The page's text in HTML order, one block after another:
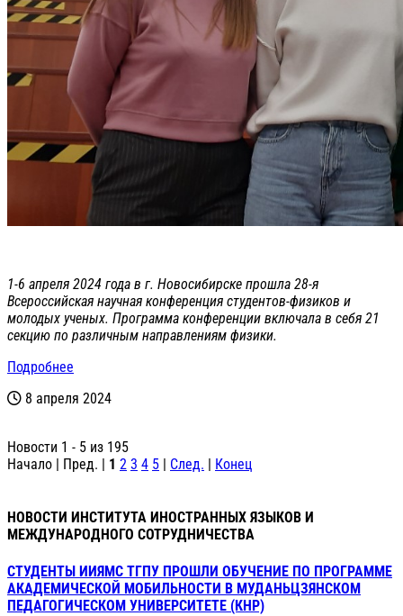
1-6 апреля 2024 года в г. Новосибирске прошла 28-я
Всероссийская научная конференция студентов-физиков и
молодых ученых. Программа конференции включала в себя 21
секцию по различным направлениям физики.
Подробнее
8 апреля 2024
Новости 1 - 5 из 195
Начало | Пред. | 1 2 3 4 5 | След. | Конец
НОВОСТИ ИНСТИТУТА ИНОСТРАННЫХ ЯЗЫКОВ И
МЕЖДУНАРОДНОГО СОТРУДНИЧЕСТВА
СТУДЕНТЫ ИИЯМС ТГПУ ПРОШЛИ ОБУЧЕНИЕ ПО ПРОГРАММЕ
АКАДЕМИЧЕСКОЙ МОБИЛЬНОСТИ В МУДАНЬЦЗЯНСКОМ
ПЕДАГОГИЧЕСКОМ УНИВЕРСИТЕТЕ (КНР)